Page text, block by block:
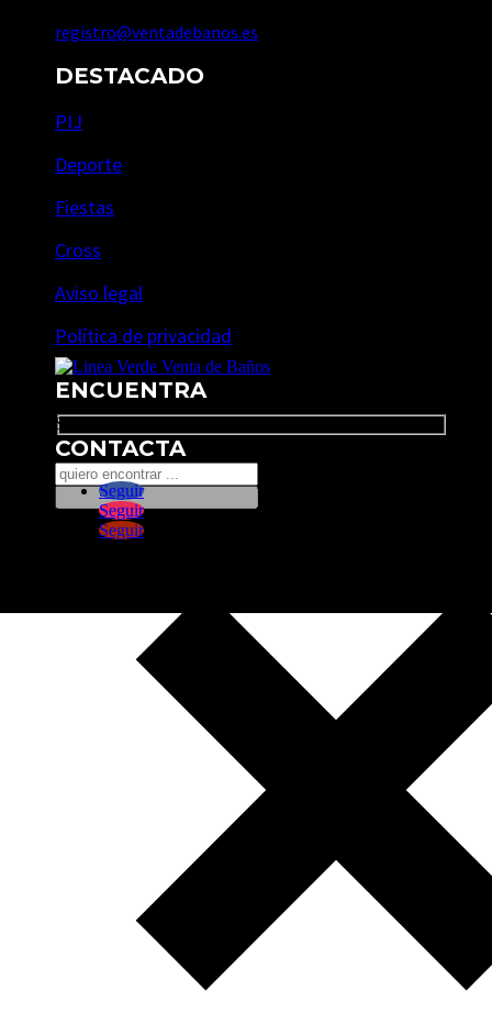
registro@ventadebanos.es
DESTACADO
PIJ
Deporte
Fiestas
Cross
Aviso legal
Política de privacidad
ENCUENTRA
Search
CONTACTA
Seguir
Seguir
Seguir